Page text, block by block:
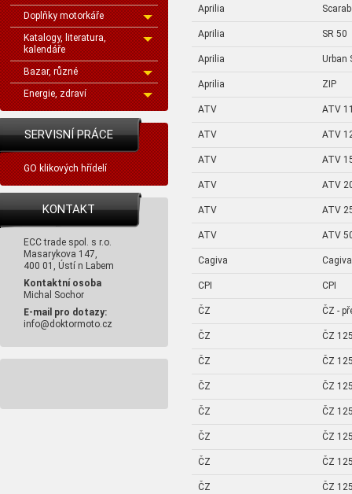
Doplňky motorkáře
Katalogy, literatura,
kalendáře
Bazar, různé
Energie, zdraví
SERVISNÍ PRÁCE
GO klikových hřídelí
KONTAKT
ECC trade spol. s r.o.
Masarykova 147,
400 01, Ústí n Labem
Kontaktní osoba
Michal Sochor
E-mail pro dotazy:
info@doktormoto.cz
Aprilia
Aprilia SR 50
Aprilia Urban
Aprilia ZIP
ATV ATV
ATV ATV
ATV ATV
ATV ATV
ATV ATV
ATV ATV
Cagiva Cagiva
CPI CPI
ČZ ČZ -
ČZ ČZ
ČZ ČZ
ČZ ČZ
ČZ ČZ
ČZ ČZ
ČZ ČZ
ČZ ČZ